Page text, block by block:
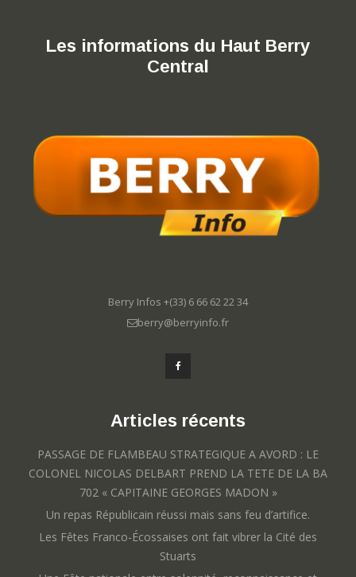
Les informations du Haut Berry
Central
Berry Infos +(33) 6 66 62 22 34
berry@berryinfo.fr
Articles récents
PASSAGE DE FLAMBEAU STRATEGIQUE A AVORD : LE
COLONEL NICOLAS DELBART PREND LA TETE DE LA BA
702 « CAPITAINE GEORGES MADON »
Un repas Républicain réussi mais sans feu d’artifice.
Les Fêtes Franco-Écossaises ont fait vibrer la Cité des
Stuarts